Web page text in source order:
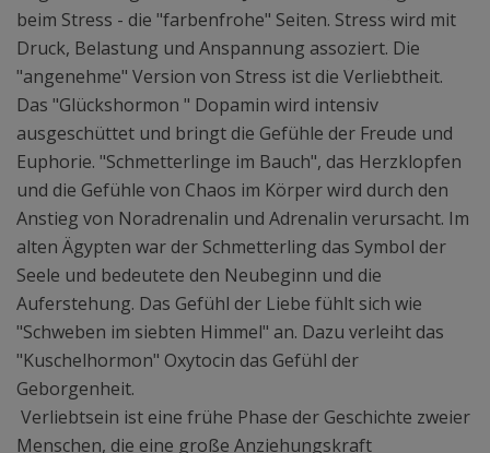
beim Stress - die "farbenfrohe" Seiten. Stress wird mit
Druck, Belastung und Anspannung assoziert. Die
"angenehme" Version von Stress ist die Verliebtheit.
Das "Glückshormon " Dopamin wird intensiv
ausgeschüttet und bringt die Gefühle der Freude und
Euphorie. "Schmetterlinge im Bauch", das Herzklopfen
und die Gefühle von Chaos im Körper wird durch den
Anstieg von Noradrenalin und Adrenalin verursacht. Im
alten Ägypten war der Schmetterling das Symbol der
Seele und bedeutete den Neubeginn und die
Auferstehung. Das Gefühl der Liebe fühlt sich wie
"Schweben im siebten Himmel" an. Dazu verleiht das
"Kuschelhormon" Oxytocin das Gefühl der
Geborgenheit.
Verliebtsein ist eine frühe Phase der Geschichte zweier
Menschen, die eine große Anziehungskraft